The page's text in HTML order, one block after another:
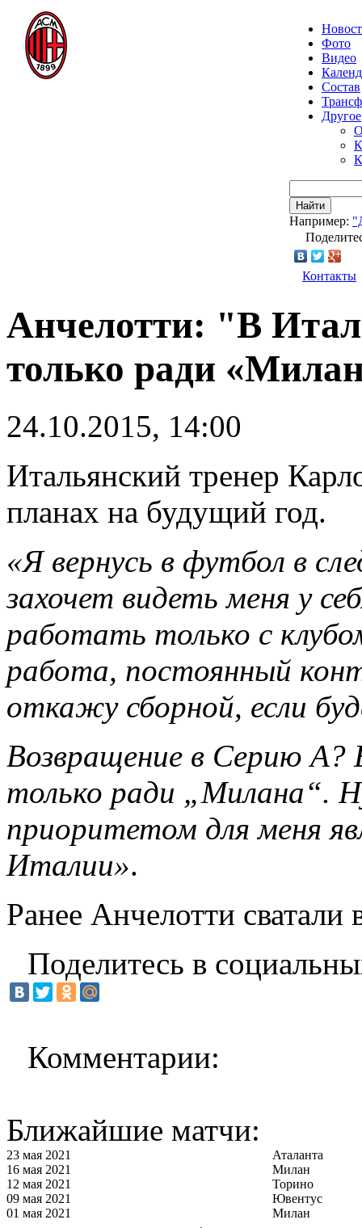
Фото
Видео
Состав
Другое
Найти
Например:
Контакты
Анчелотти: "В
только ради
24.10.2015, 14:00
Итальянский тренер
планах на будущий год.
«Я вернусь в футбол в
захочет видеть меня у
работать только с
работа, постоянный
откажу сборной, если
Возвращение в Серию А?
только ради „Милана“.
приоритетом для меня
Италии».
Ранее Анчелотти сватали
Поделитесь в
Комментарии:
Ближайшие матчи:
23 мая 2021
Аталанта
16 мая 2021
Милан
12 мая 2021
Торино
09 мая 2021
Ювентус
01 мая 2021
Милан